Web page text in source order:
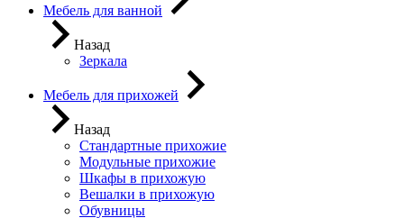
Мебель для ванной
Назад
Зеркала
Мебель для прихожей
Назад
Стандартные прихожие
Модульные прихожие
Шкафы в прихожую
Вешалки в прихожую
Обувницы